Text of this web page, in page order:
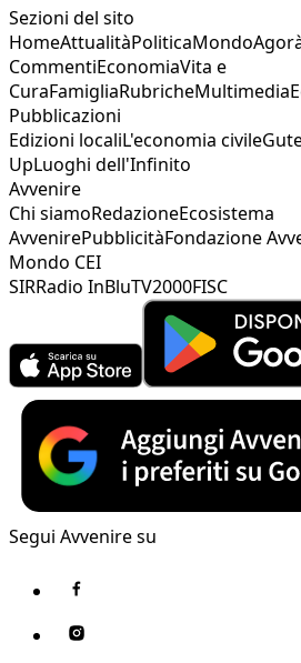
Sezioni del sito
HomeAttualitàPoliticaMondo
CommentiEconomiaVita e
CuraFamigliaRubricheMultimedia
Pubblicazioni
Edizioni localiL'economia civile
UpLuoghi dell'Infinito
Avvenire
Chi siamoRedazioneEcosistema
AvvenirePubblicitàFondazione
Mondo CEI
SIRRadio InBluTV2000FISC
Segui Avvenire su